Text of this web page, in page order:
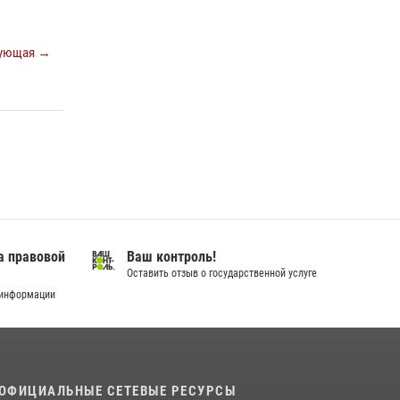
→
правовой
Ваш контроль!
Оставить отзыв о государственной услуге
СЕТЕВЫЕ РЕСУРСЫ